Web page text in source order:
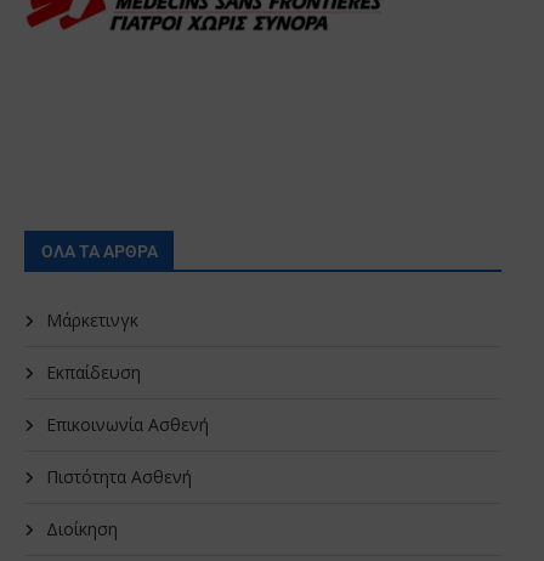
ΟΛΑ ΤΑ ΑΡΘΡΑ
Μάρκετινγκ
Εκπαίδευση
Επικοινωνία Ασθενή
Πιστότητα Ασθενή
Διοίκηση